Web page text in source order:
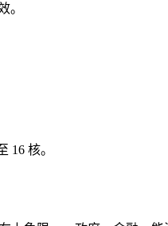
。
16 核。